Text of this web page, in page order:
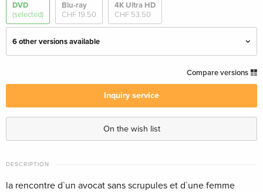
DVD
(selected)
Blu-ray
CHF 19.50
4K Ultra HD
CHF 53.50
6 other versions available
CHF 19.50
English · US Version
Compare versions
Inquiry service
On the wish list
DESCRIPTION
la rencontre d`un avocat sans scrupules et d`une femme